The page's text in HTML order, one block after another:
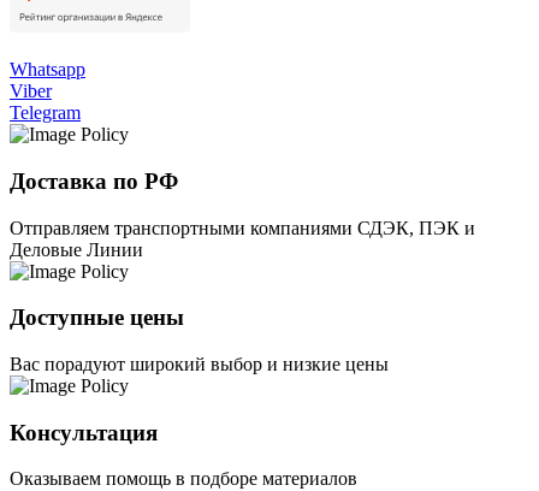
Whatsapp
Viber
Telegram
Доставка по РФ
Отправляем транспортными компаниями СДЭК, ПЭК и
Деловые Линии
Доступные цены
Вас порадуют широкий выбор и низкие цены
Консультация
Оказываем помощь в подборе материалов